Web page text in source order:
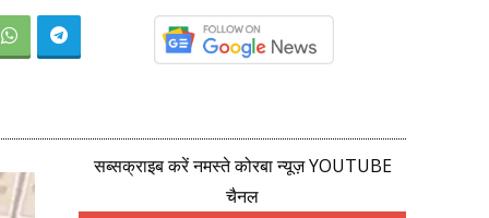
सब्सक्राइब करें नमस्ते कोरबा न्यूज़ YOUTUBE
चैनल